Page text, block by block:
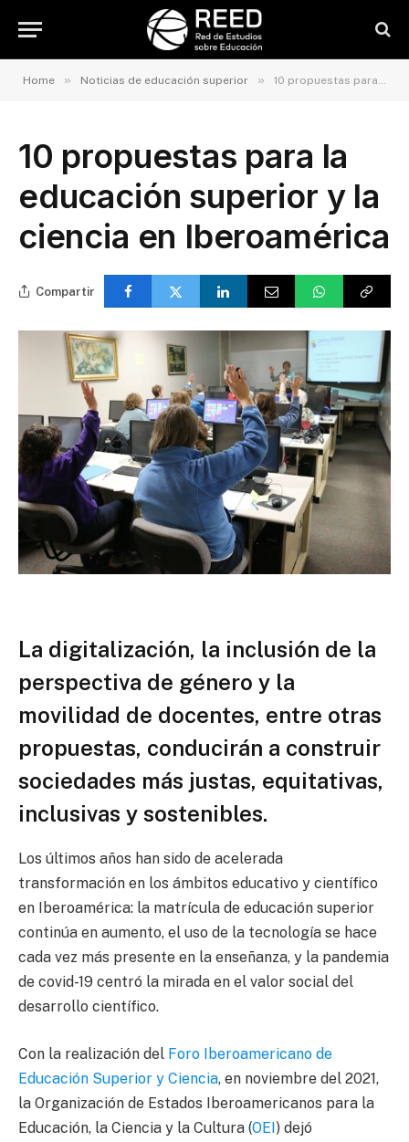
Home » Noticias de educación superior » 10 propuestas para la educación superior y la ciencia en Iberoamérica
10 propuestas para la
educación superior y la
ciencia en Iberoamérica
Compartir
La digitalización, la inclusión de la
perspectiva de género y la
movilidad de docentes, entre otras
propuestas, conducirán a construir
sociedades más justas, equitativas,
inclusivas y sostenibles.
Los últimos años han sido de acelerada
transformación en los ámbitos educativo y científico
en Iberoamérica: la matrícula de educación superior
continúa en aumento, el uso de la tecnología se hace
cada vez más presente en la enseñanza, y la pandemia
de covid-19 centró la mirada en el valor social del
desarrollo científico.
Con la realización del Foro Iberoamericano de
Educación Superior y Ciencia, en noviembre del 2021,
la Organización de Estados Iberoamericanos para la
Educación, la Ciencia y la Cultura (OEI) dejó